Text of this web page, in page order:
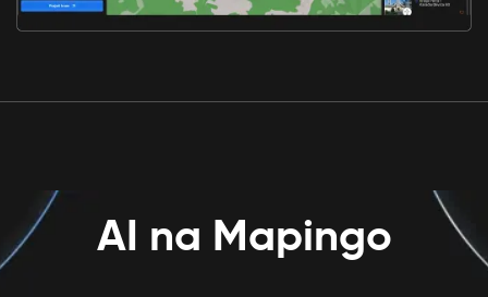
AI na Mapingo